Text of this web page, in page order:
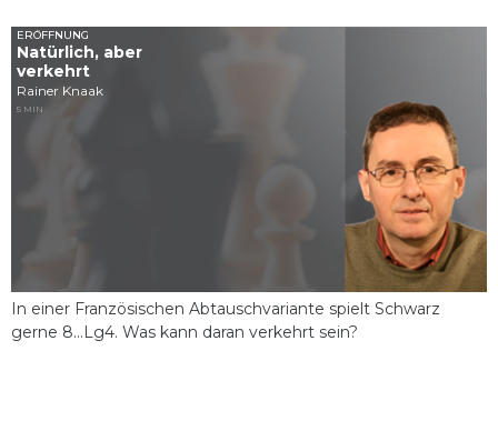
ERÖFFNUNG
Natürlich, aber
verkehrt
Rainer Knaak
5 MIN
In einer Französischen Abtauschvariante spielt Schwarz
gerne 8...Lg4. Was kann daran verkehrt sein?